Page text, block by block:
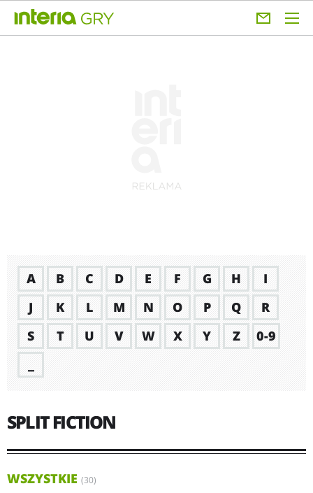
A B C D E F G H
I
J
K L M N O P Q
R
S
T U V W X Y Z
0-9
SPLIT FICTION
WSZYSTKIE (30)